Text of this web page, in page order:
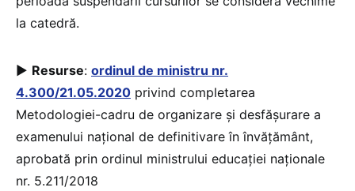
la catedră.
► Resurse: ordinul de ministru nr.
4.300/21.05.2020 privind completarea
Metodologiei-cadru de organizare şi desfăşurare a
examenului naţional de definitivare în învăţământ,
aprobată prin ordinul ministrului educaţiei naţionale
nr. 5.211/2018